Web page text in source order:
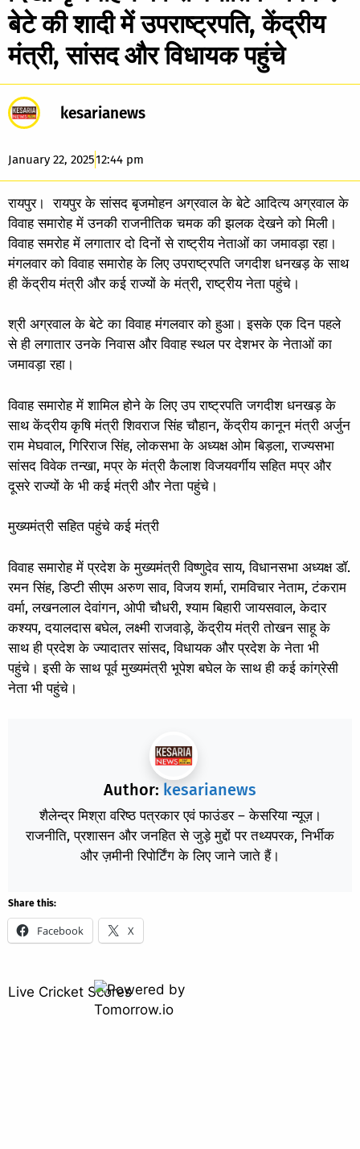
बेटे की शादी में उपराष्ट्रपति, केंद्रीय
मंत्री, सांसद और विधायक पहुंचे
kesarianews
January 22, 202512:44 pm
रायपुर। रायपुर के सांसद बृजमोहन अग्रवाल के बेटे आदित्य अग्रवाल के
विवाह समारोह में उनकी राजनीतिक चमक की झलक देखने को मिली।
विवाह समरोह में लगातार दो दिनों से राष्ट्रीय नेताओं का जमावड़ा रहा।
मंगलवार को विवाह समारोह के लिए उपराष्ट्रपति जगदीश धनखड़ के साथ
ही केंद्रीय मंत्री और कई राज्यों के मंत्री, राष्ट्रीय नेता पहुंचे।
श्री अग्रवाल के बेटे का विवाह मंगलवार को हुआ। इसके एक दिन पहले
से ही लगातार उनके निवास और विवाह स्थल पर देशभर के नेताओं का
जमावड़ा रहा।
विवाह समारोह में शामिल होने के लिए उप राष्ट्रपति जगदीश धनखड़ के
साथ केंद्रीय कृषि मंत्री शिवराज सिंह चौहान, केंद्रीय कानून मंत्री अर्जुन
राम मेघवाल, गिरिराज सिंह, लोकसभा के अध्यक्ष ओम बिड़ला, राज्यसभा
सांसद विवेक तन्खा, मप्र के मंत्री कैलाश विजयवर्गीय सहित मप्र और
दूसरे राज्यों के भी कई मंत्री और नेता पहुंचे।
मुख्यमंत्री सहित पहुंचे कई मंत्री
विवाह समारोह में प्रदेश के मुख्यमंत्री विष्णुदेव साय, विधानसभा अध्यक्ष डॉ.
रमन सिंह, डिप्टी सीएम अरुण साव, विजय शर्मा, रामविचार नेताम, टंकराम
वर्मा, लखनलाल देवांगन, ओपी चौधरी, श्याम बिहारी जायसवाल, केदार
कश्यप, दयालदास बघेल, लक्ष्मी राजवाड़े, केंद्रीय मंत्री तोखन साहू के
साथ ही प्रदेश के ज्यादातर सांसद, विधायक और प्रदेश के नेता भी
पहुंचे। इसी के साथ पूर्व मुख्यमंत्री भूपेश बघेल के साथ ही कई कांग्रेसी
नेता भी पहुंचे।
Author: kesarianews
शैलेन्द्र मिश्रा वरिष्ठ पत्रकार एवं फाउंडर – केसरिया न्यूज़।
राजनीति, प्रशासन और जनहित से जुड़े मुद्दों पर तथ्यपरक, निर्भीक
और ज़मीनी रिपोर्टिंग के लिए जाने जाते हैं।
Share this:
Facebook X
Live Cricket Scores